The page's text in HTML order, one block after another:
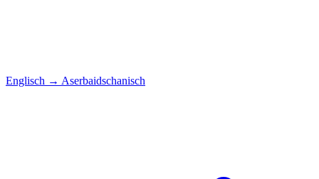
Englisch → Aserbaidschanisch